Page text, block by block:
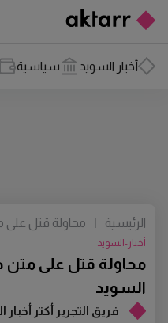
أخبار السويد سياسية
فريق التجرير أكتر أخبار
محاولة قتل على متن
السويد
أخبار-السويد
الرئيسية
محاولة قتل